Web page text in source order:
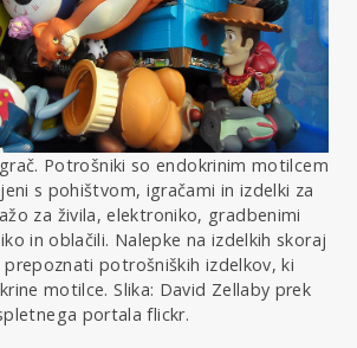
Potrošniki so endokrinim motilcem
s pohištvom, igračami in izdelki za
za živila, elektroniko, gradbenimi
in oblačili. Nalepke na izdelkih skoraj
potrošniških izdelkov, ki
motilce. Slika: David Zellaby prek
portala flickr.